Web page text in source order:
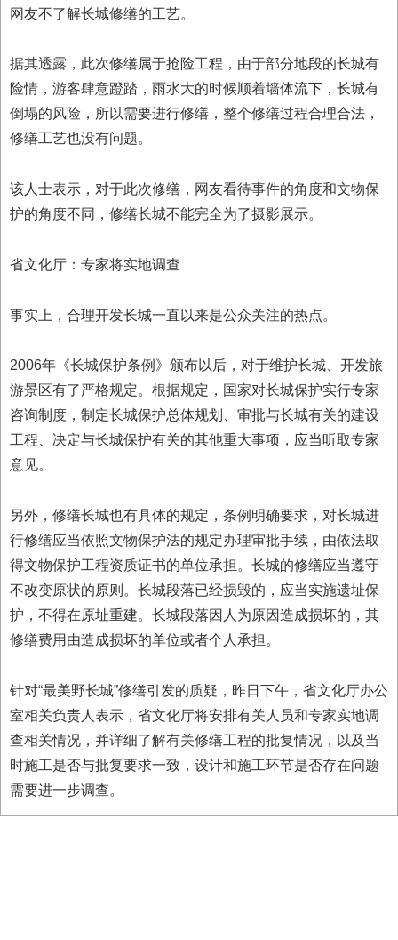
网友不了解长城修缮的工艺。
据其透露，此次修缮属于抢险工程，由于部分地段的长城有
险情，游客肆意蹬踏，雨水大的时候顺着墙体流下，长城有
倒塌的风险，所以需要进行修缮，整个修缮过程合理合法，
修缮工艺也没有问题。
该人士表示，对于此次修缮，网友看待事件的角度和文物保
护的角度不同，修缮长城不能完全为了摄影展示。
省文化厅：专家将实地调查
事实上，合理开发长城一直以来是公众关注的热点。
2006年《长城保护条例》颁布以后，对于维护长城、开发旅
游景区有了严格规定。根据规定，国家对长城保护实行专家
咨询制度，制定长城保护总体规划、审批与长城有关的建设
工程、决定与长城保护有关的其他重大事项，应当听取专家
意见。
另外，修缮长城也有具体的规定，条例明确要求，对长城进
行修缮应当依照文物保护法的规定办理审批手续，由依法取
得文物保护工程资质证书的单位承担。长城的修缮应当遵守
不改变原状的原则。长城段落已经损毁的，应当实施遗址保
护，不得在原址重建。长城段落因人为原因造成损坏的，其
修缮费用由造成损坏的单位或者个人承担。
针对“最美野长城”修缮引发的质疑，昨日下午，省文化厅办公
室相关负责人表示，省文化厅将安排有关人员和专家实地调
查相关情况，并详细了解有关修缮工程的批复情况，以及当
时施工是否与批复要求一致，设计和施工环节是否存在问题
需要进一步调查。